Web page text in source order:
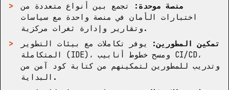
منصة موحدة:
تجمع بين أنواع متعددة من
اختبارات الأمان في منصة واحدة مع سياسات
وتقارير وإدارة ثغرات مركزية.
تمكين المطورين:
يوفر تكاملات مع بيئات التطوير
المتكاملة (IDE)، ومسح خطوط أنابيب CI/CD،
وتدريب للمطورين لتمكينهم من كتابة كود آمن من
البداية.